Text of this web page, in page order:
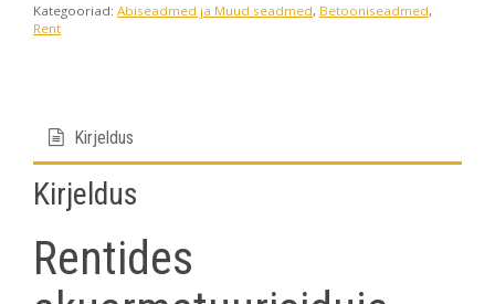
Kategooriad: Abiseadmed ja Muud seadmed, Betooniseadmed,
Rent
Kirjeldus
Kirjeldus
Rentides